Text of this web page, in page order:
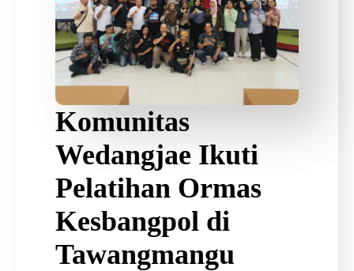
Komunitas
Wedangjae Ikuti
Pelatihan Ormas
Kesbangpol di
Tawangmangu